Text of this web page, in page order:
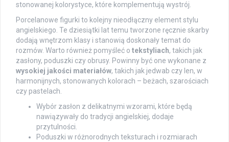
stonowanej kolorystyce, które komplementują wystrój.
Porcelanowe figurki to kolejny nieodłączny element stylu
angielskiego. Te dziesiątki lat temu tworzone ręcznie skarby
dodają wnętrzom klasy i stanowią doskonały temat do
rozmów. Warto również pomyśleć o tekstyliach, takich jak
zasłony, poduszki czy obrusy. Powinny być one wykonane z
wysokiej jakości materiałów, takich jak jedwab czy len, w
harmonijnych, stonowanych kolorach – beżach, szarościach
czy pastelach.
Wybór zasłon z delikatnymi wzorami, które będą
nawiązywały do tradycji angielskiej, dodaje
przytulności.
Poduszki w różnorodnych teksturach i rozmiarach